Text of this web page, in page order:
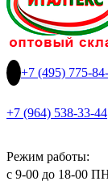
+7 (495) 775-
+7 (964) 538-33-44
Режим работы:
с 9-00 до 18-00